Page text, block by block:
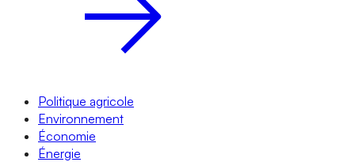
Politique agricole
Environnement
Économie
Énergie